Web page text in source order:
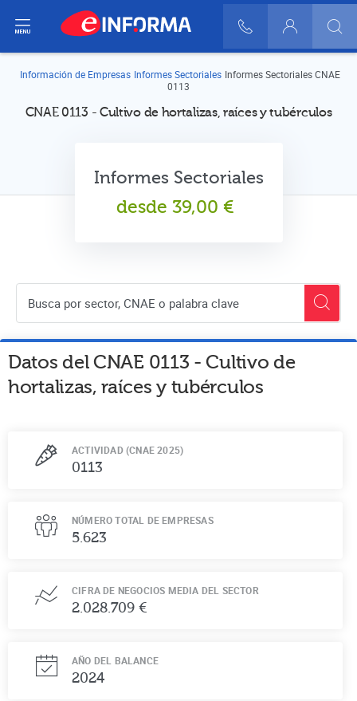
900 10 30 20
Login
Información de Empresas Informes Sectoriales Informes Sectoriales CNAE
0113
CNAE 0113 - Cultivo de hortalizas, raíces y tubérculos
Informes Sectoriales
desde 39,00 €
Datos del CNAE 0113 -Cultivo de
hortalizas, raíces y tubérculos
ACTIVIDAD (CNAE 2025)
0113
NÚMERO TOTAL DE EMPRESAS
5.623
CIFRA DE NEGOCIOS MEDIA DEL SECTOR
2.028.709 €
AÑO DEL BALANCE
2024